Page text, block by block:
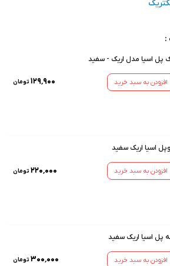
:
پل اسیا مدل اریک - سفید
افزودن به سبد خرید ۱۲۹٬۹۰۰ تومان
اسیا اریک سفید
افزودن به سبد خرید ۲۲۰٬۰۰۰ تومان
پل اسیا اریک سفید
افزودن به سبد خرید ۳۰۰٬۰۰۰ تومان